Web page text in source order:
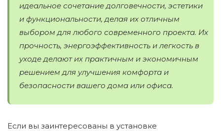
идеальное сочетание долговечности, эстетики
и функциональности, делая их отличным
выбором для любого современного проекта. Их
прочность, энергоэффективность и легкость в
уходе делают их практичным и экономичным
решением для улучшения комфорта и
безопасности вашего дома или офиса.
Если вы заинтересованы в установке